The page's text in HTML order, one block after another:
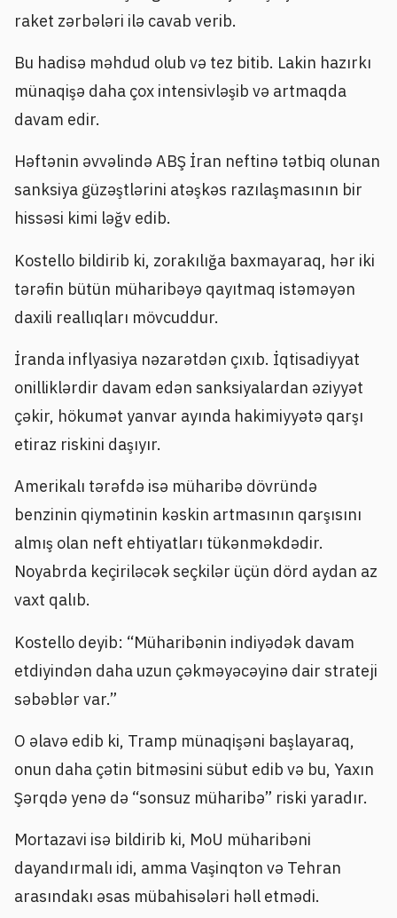
raket zərbələri ilə cavab verib.
Bu hadisə məhdud olub və tez bitib. Lakin hazırkı
münaqişə daha çox intensivləşib və artmaqda
davam edir.
Həftənin əvvəlində ABŞ İran neftinə tətbiq olunan
sanksiya güzəştlərini atəşkəs razılaşmasının bir
hissəsi kimi ləğv edib.
Kostello bildirib ki, zorakılığa baxmayaraq, hər iki
tərəfin bütün müharibəyə qayıtmaq istəməyən
daxili reallıqları mövcuddur.
İranda inflyasiya nəzarətdən çıxıb. İqtisadiyyat
onilliklərdir davam edən sanksiyalardan əziyyət
çəkir, hökumət yanvar ayında hakimiyyətə qarşı
etiraz riskini daşıyır.
Amerikalı tərəfdə isə müharibə dövründə
benzinin qiymətinin kəskin artmasının qarşısını
almış olan neft ehtiyatları tükənməkdədir.
Noyabrda keçiriləcək seçkilər üçün dörd aydan az
vaxt qalıb.
Kostello deyib: “Müharibənin indiyədək davam
etdiyindən daha uzun çəkməyəcəyinə dair strateji
səbəblər var.”
O əlavə edib ki, Tramp münaqişəni başlayaraq,
onun daha çətin bitməsini sübut edib və bu, Yaxın
Şərqdə yenə də “sonsuz müharibə” riski yaradır.
Mortazavi isə bildirib ki, MoU müharibəni
dayandırmalı idi, amma Vaşinqton və Tehran
arasındakı əsas mübahisələri həll etmədi.